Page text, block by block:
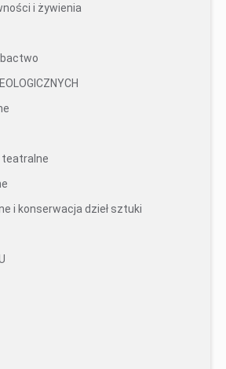
i żywienia
i konserwacja dzieł sztuki